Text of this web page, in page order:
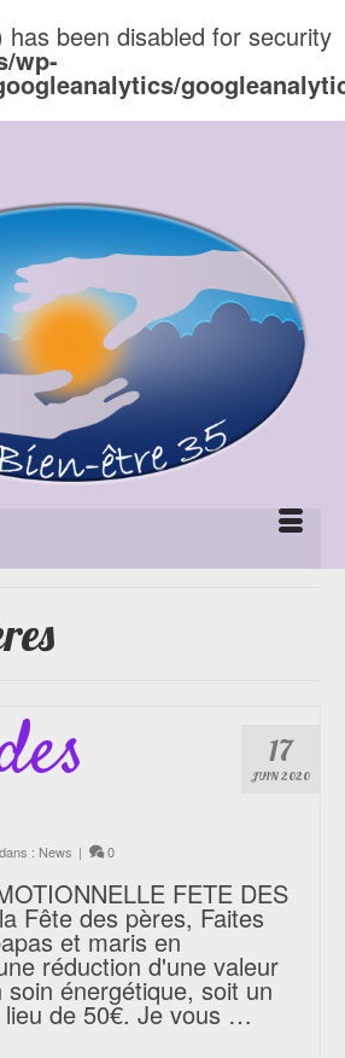
has been disabled for security
wp-
17
JUIN 2020
: News | 0
FETE DES
Fête des pères, Faites
et maris en
réduction d'une valeur
énergétique, soit un
de 50€. Je vous …